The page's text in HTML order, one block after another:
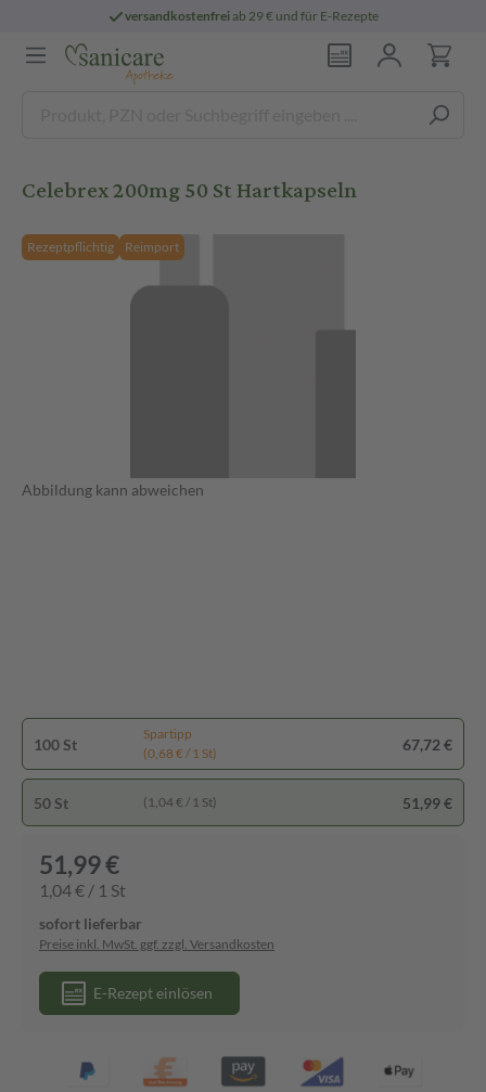
versandkostenfreiab 29 € und für E-Rezepte
Celebrex 200mg 50 St Hartkapseln
Rezeptpflichtig Reimport
Abbildung kann abweichen
100 St
Spartipp
(0,68 € / 1 St)
67,72 €
50 St (1,04 € / 1 St) 51,99 €
51,99 €
1,04 € / 1 St
sofort lieferbar
Preise inkl. MwSt. ggf. zzgl. Versandkosten
E-Rezept einlösen